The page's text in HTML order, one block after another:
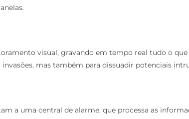
visual, gravando em tempo real tudo o
mas também para dissuadir potenciais
a uma central de alarme, que processa as